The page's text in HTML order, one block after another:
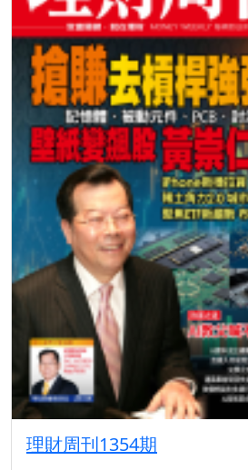
理財周刊1354期